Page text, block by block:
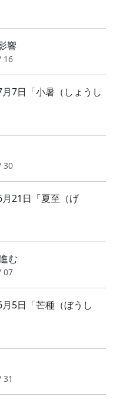
響
16
7日「小暑（しょうし
30
21日「夏至（げ
む
07
5日「芒種（ぼうし